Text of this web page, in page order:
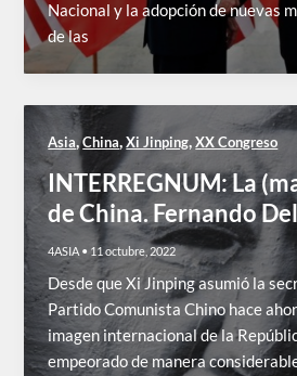
Nacional y la adopción de nuevas
de las
Asia,China,Xi Jinping,XX Congreso
INTERREGNUM: La
de China. Fernando
4ASIA • 11 octubre, 2022
Desde que Xi Jinping asumió la
Partido Comunista Chino hace
imagen internacional de la
empeorado de manera